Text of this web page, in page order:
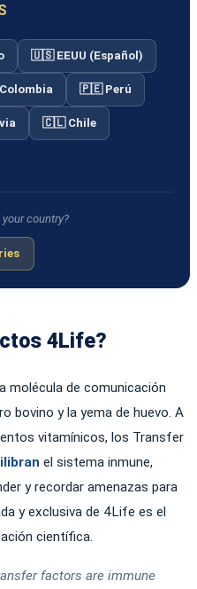
🇺🇸 EEUU (Español)
🇵🇪 Perú
🇨🇱 Chile
country?
4Life?
molécula de comunicación
bovino y la yema de huevo. A
vitamínicos, los Transfer
el sistema inmune,
y recordar amenazas para
y exclusiva de 4Life es el
científica.
factors are immune